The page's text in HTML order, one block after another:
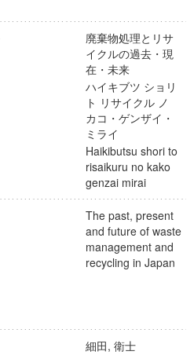
廃棄物処理とリサ
イクルの過去・現
在・未来
ハイキブツ ショリ
ト リサイクル ノ
カコ・ゲンザイ・
ミライ
Haikibutsu shori to
risaikuru no kako
genzai mirai
The past, present
and future of waste
management and
recycling in Japan
細田, 衛士